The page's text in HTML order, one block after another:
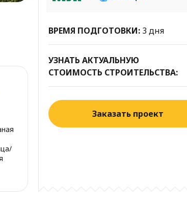
ВРЕМЯ ПОДГОТОВКИ: 3 дня
УЗНАТЬ АКТУАЛЬНУЮ
СТОИМОСТЬ СТРОИТЕЛЬСТВА:
Заказать проект